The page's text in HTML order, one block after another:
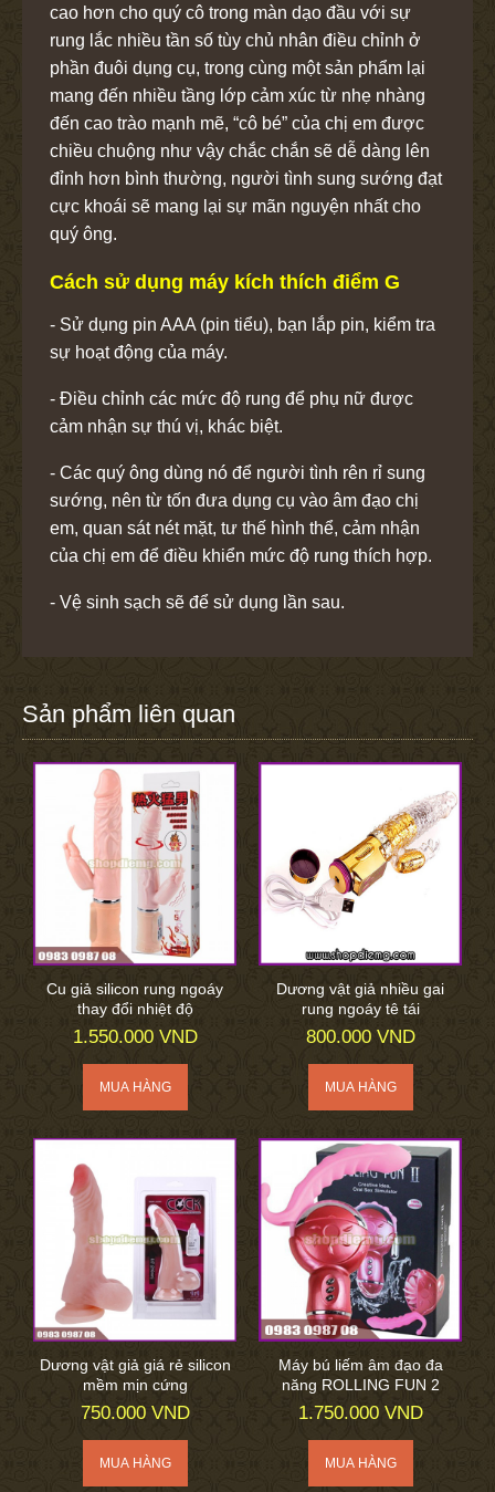
cao hơn cho quý cô trong màn dạo đầu với sự
rung lắc nhiều tần số tùy chủ nhân điều chỉnh ở
phần đuôi dụng cụ, trong cùng một sản phẩm lại
mang đến nhiều tầng lớp cảm xúc từ nhẹ nhàng
đến cao trào mạnh mẽ, “cô bé” của chị em được
chiều chuộng như vậy chắc chắn sẽ dễ dàng lên
đỉnh hơn bình thường, người tình sung sướng đạt
cực khoái sẽ mang lại sự mãn nguyện nhất cho
quý ông.
Cách sử dụng máy kích thích điểm G
- Sử dụng pin AAA (pin tiểu), bạn lắp pin, kiểm tra
sự hoạt động của máy.
- Điều chỉnh các mức độ rung để phụ nữ được
cảm nhận sự thú vị, khác biệt.
- Các quý ông dùng nó để người tình rên rỉ sung
sướng, nên từ tốn đưa dụng cụ vào âm đạo chị
em, quan sát nét mặt, tư thế hình thể, cảm nhận
của chị em để điều khiển mức độ rung thích hợp.
- Vệ sinh sạch sẽ để sử dụng lần sau.
Sản phẩm liên quan
Cu giả silicon rung ngoáy
thay đổi nhiệt độ
1.550.000 VND
Dương vật giả nhiều gai
rung ngoáy tê tái
800.000 VND
Dương vật giả giá rẻ silicon
mềm mịn cứng
750.000 VND
Máy bú liếm âm đạo đa
năng ROLLING FUN 2
1.750.000 VND